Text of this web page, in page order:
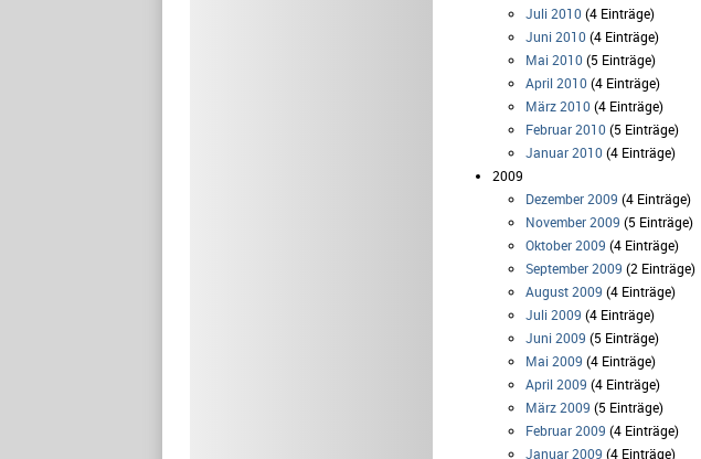
Juli 2010 (4 Einträge)
Juni 2010 (4 Einträge)
Mai 2010 (5 Einträge)
April 2010 (4 Einträge)
März 2010 (4 Einträge)
Februar 2010 (5 Einträge)
Januar 2010 (4 Einträge)
2009
Dezember 2009 (4 Einträge)
November 2009 (5 Einträge)
Oktober 2009 (4 Einträge)
September 2009 (2 Einträge)
August 2009 (4 Einträge)
Juli 2009 (4 Einträge)
Juni 2009 (5 Einträge)
Mai 2009 (4 Einträge)
April 2009 (4 Einträge)
März 2009 (5 Einträge)
Februar 2009 (4 Einträge)
Januar 2009 (4 Einträge)